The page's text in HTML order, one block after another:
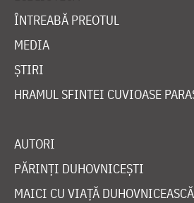
ÎNTREABĂ PREOTUL
MEDIA
ȘTIRI
HRAMUL SFINTEI CUVIOASE
AUTORI
PĂRINȚI DUHOVNICEȘTI
MAICI CU VIAȚĂ DUHOVNICEASCĂ